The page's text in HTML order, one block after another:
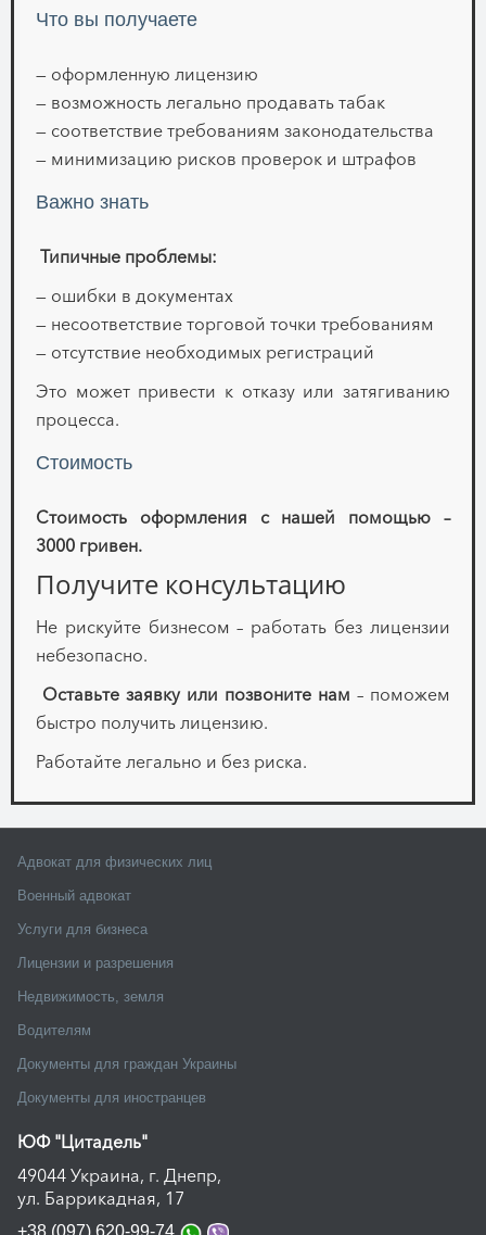
Что вы получаете
— оформленную лицензию
— возможность легально продавать табак
— соответствие требованиям законодательства
— минимизацию рисков проверок и штрафов
Важно знать
Типичные проблемы:
— ошибки в документах
— несоответствие торговой точки требованиям
— отсутствие необходимых регистраций
Это может привести к отказу или затягиванию
процесса.
Стоимость
Стоимость оформления с нашей помощью –
3000 гривен.
Получите консультацию
Не рискуйте бизнесом – работать без лицензии
небезопасно.
Оставьте заявку или позвоните нам – поможем
быстро получить лицензию.
Работайте легально и без риска.
Адвокат для физических лиц
Военный адвокат
Услуги для бизнеса
Лицензии и разрешения
Недвижимость, земля
Водителям
Документы для граждан Украины
Документы для иностранцев
ЮФ "Цитадель"
49044 Украина, г. Днепр,
ул. Баррикадная, 17